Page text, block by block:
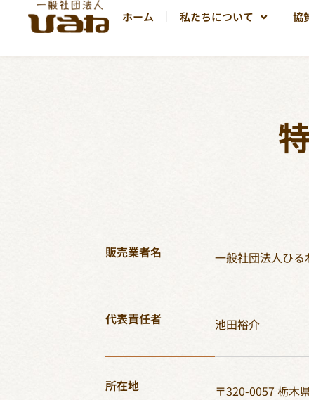
ホーム 私たちについて 協
販売業者名 一般社団法人ひる
代表責任者 池田裕介
所在地 〒320-0057栃木